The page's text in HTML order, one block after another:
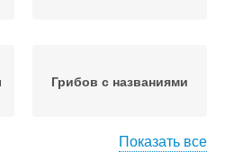
Грибов с названиями
Показать все